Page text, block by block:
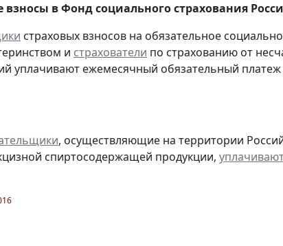
взносы в Фонд социального страхования
страховых взносов на обязательное
и страхователи по страхованию от
уплачивают ежемесячный обязательный платеж
, осуществляющие на территории
спиртосодержащей продукции,